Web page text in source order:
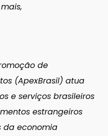
de
(ApexBrasil) atua
e serviços brasileiros
estrangeiros
da economia